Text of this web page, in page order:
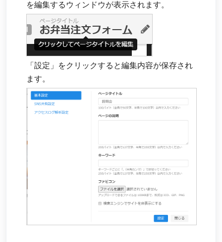
を編集するウィンドウが表示されます。
「設定」をクリックすると編集内容が保存され
ます。